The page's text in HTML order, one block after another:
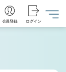
会員登録 ログイン